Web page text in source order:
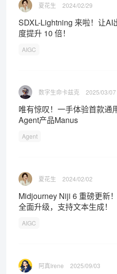
夏花生 2024/02/29
SDXL-Lightning 来啦！让AI
度提升 10 倍！
AIGC
数字生命卡兹克 2025/03/07
唯有惊叹！一手体验首款通
Agent产品Manus
Agent
夏花生 2024/02/02
Midjourney Niji 6 重磅更新
全面升级，支持文本生成！
AIGC
阿真Irene 2025/09/03